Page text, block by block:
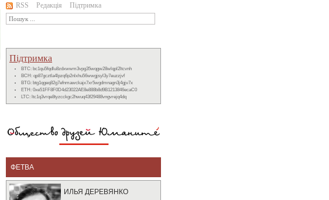
RSS Редакція Підтримка
Підтримка
BTC: bc1qu5fqdlu8zdxwwm3vpg35wqgw28wlqpl2ltcvnh
BCH: qp87gcztla4lpzq6p2nlxhu56wwgjsyl3y7euzzjvf
BTG: btg1qgeq82g7efnmawckajx7xr5wgdmnagn3j4gjv7x
ETH: 0xe51FF8F0D4d23022AE8e888b8d9B1213846ecaC0
LTC: ltc1q3vrqe8tyzcckgc2hwuq43f29488vngvrejq4dq
ФЕТВА
ИЛЬЯ ДЕРЕВЯНКО